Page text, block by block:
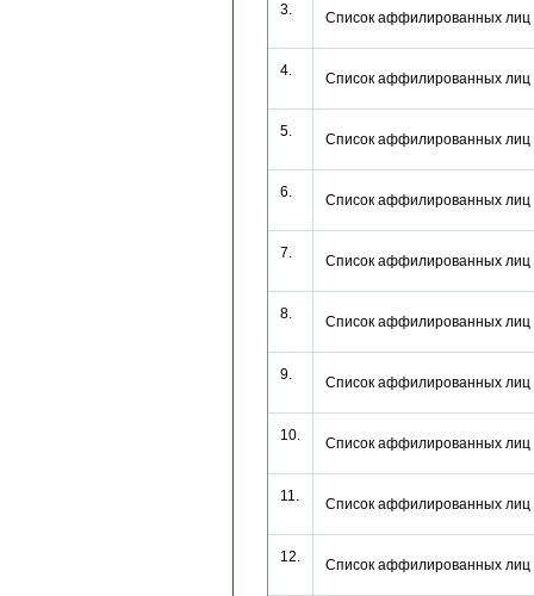
3. Список аффилированных
4. Список аффилированных
5. Список аффилированных
6. Список аффилированных
7. Список аффилированных
8. Список аффилированных
9. Список аффилированных
10. Список аффилированных
11. Список аффилированных
12. Список аффилированных